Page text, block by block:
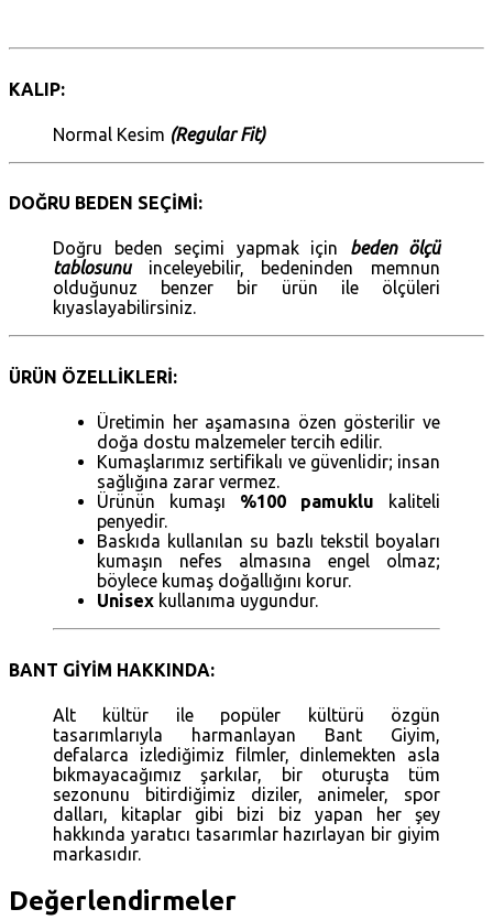
KALIP:
Normal Kesim (Regular Fit)
DOĞRU BEDEN SEÇİMİ:
Doğru beden seçimi yapmak için
beden ölçü
tablosunu inceleyebilir, bedeninden memnun
olduğunuz benzer bir ürün ile ölçüleri
kıyaslayabilirsiniz.
ÜRÜN ÖZELLİKLERİ:
Üretimin her aşamasına özen gösterilir ve
doğa dostu malzemeler tercih edilir.
Kumaşlarımız sertifikalı ve güvenlidir; insan
sağlığına zarar vermez.
Ürünün kumaşı %100 pamuklu kaliteli
penyedir.
Baskıda kullanılan su bazlı tekstil boyaları
kumaşın nefes almasına engel olmaz;
böylece kumaş doğallığını korur.
Unisex kullanıma uygundur.
BANT GİYİM HAKKINDA:
Alt kültür ile popüler kültürü özgün
tasarımlarıyla harmanlayan Bant Giyim,
defalarca izlediğimiz filmler, dinlemekten asla
bıkmayacağımız şarkılar, bir oturuşta tüm
sezonunu bitirdiğimiz diziler, animeler, spor
dalları, kitaplar gibi bizi biz yapan her şey
hakkında yaratıcı tasarımlar hazırlayan bir giyim
markasıdır.
Değerlendirmeler